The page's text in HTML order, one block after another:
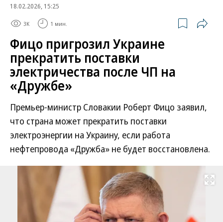
18.02.2026, 15:25
3K 1 мин.
Фицо пригрозил Украине
прекратить поставки
электричества после ЧП на
«Дружбе»
Премьер-министр Словакии Роберт Фицо заявил,
что страна может прекратить поставки
электроэнергии на Украину, если работа
нефтепровода «Дружба» не будет восстановлена.
Развернуть